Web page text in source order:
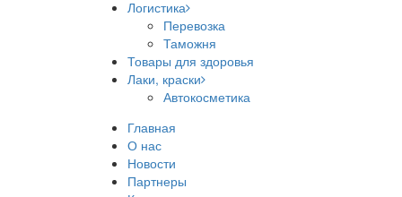
Логистика
Перевозка
Таможня
Товары для здоровья
Лаки, краски
Автокосметика
Главная
О нас
Новости
Партнеры